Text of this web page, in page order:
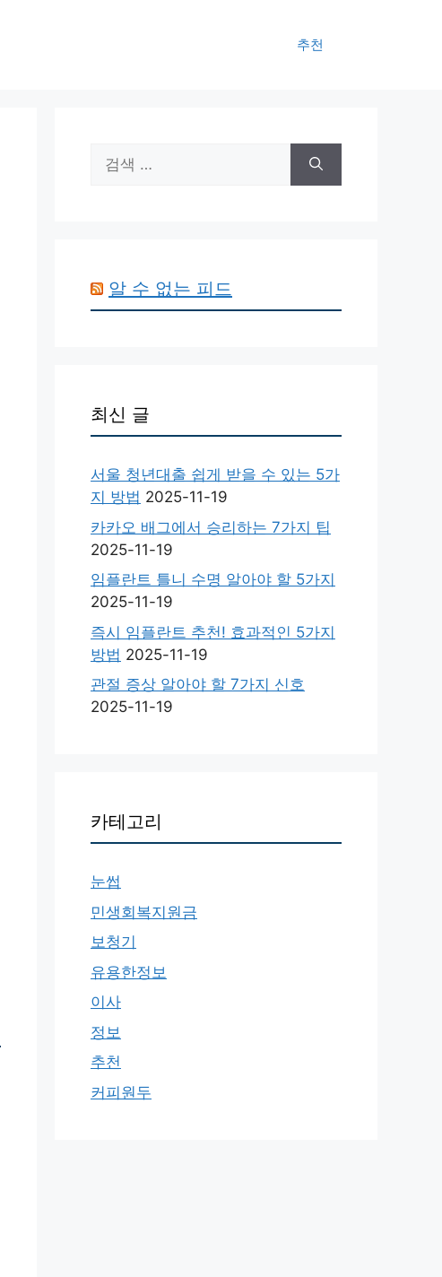
추천
색:
알 수 없는 피드
최신 글
서울 청년대출 쉽게 받을 수 있는 5가
지 방법 2025-11-19
카카오 배그에서 승리하는 7가지 팁
2025-11-19
임플란트 틀니 수명 알아야 할 5가지
2025-11-19
즉시 임플란트 추천! 효과적인 5가지
방법 2025-11-19
관절 증상 알아야 할 7가지 신호
2025-11-19
카테고리
눈썹
민생회복지원금
보청기
유용한정보
이사
정보
추천
커피원두